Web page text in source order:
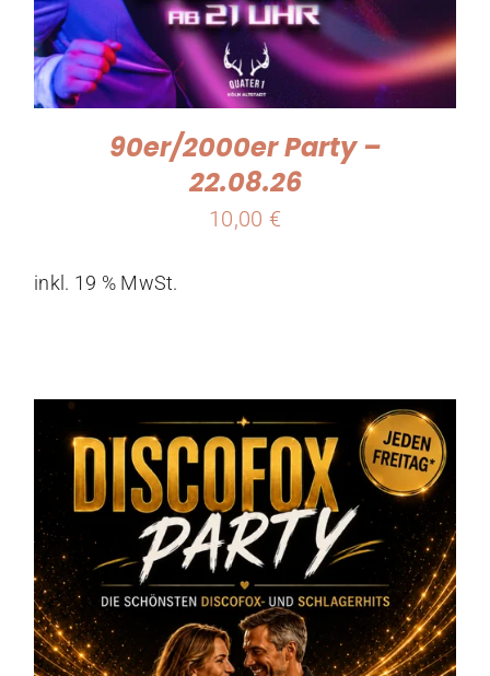
90er/2000er Party –
22.08.26
10,00 €
inkl. 19 % MwSt.